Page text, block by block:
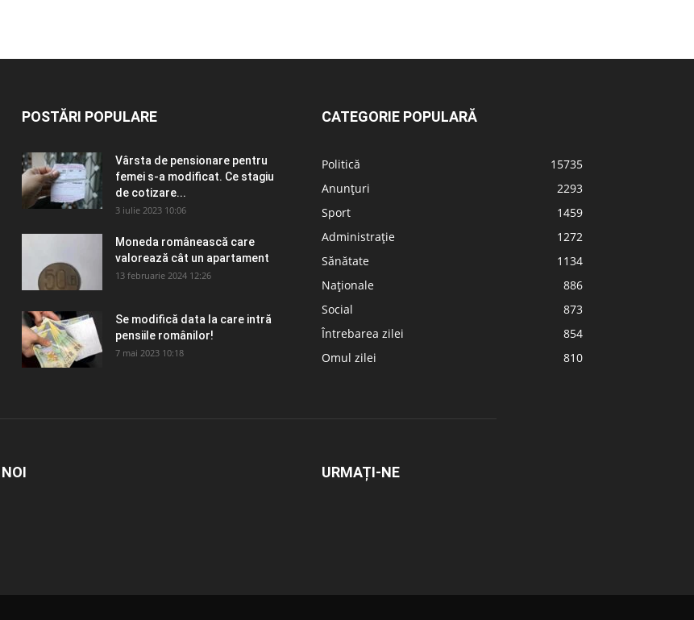
POSTĂRI POPULARE
Vârsta de pensionare pentru
femei s-a modificat. Ce stagiu
de cotizare...
3 iulie 2023 10:06
Moneda românească care
valorează cât un apartament
13 februarie 2024 12:26
Se modifică data la care intră
pensiile românilor!
7 mai 2023 10:18
CATEGORIE POPULARĂ
Politică
15735
Anunțuri
2293
Sport
1459
Administrație
1272
Sănătate
1134
Naționale
886
Social
873
Întrebarea zilei
854
Omul zilei
810
NOI URMAȚI-NE